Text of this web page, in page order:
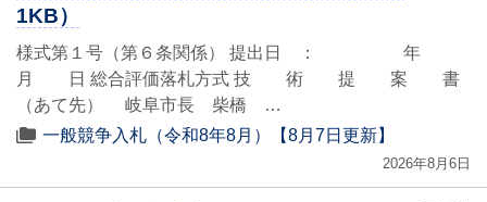
1KB）
様式第１号（第６条関係） 提出日 ： 年
月 日 総合評価落札方式 技 術 提 案 書
（あて先） 岐阜市長 柴橋 …
一般競争入札（令和8年8月）【8月7日更新】
2026年8月6日